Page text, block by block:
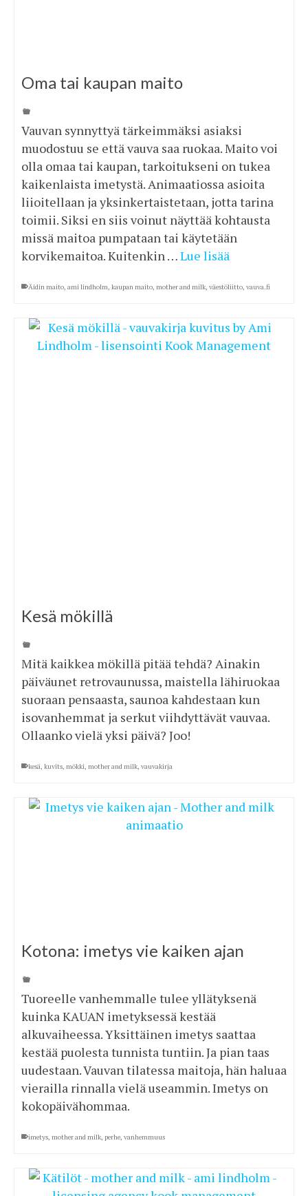
Oma tai kaupan maito
Vauvan synnyttyä tärkeimmäksi asiaksi
muodostuu se että vauva saa ruokaa. Maito voi
olla omaa tai kaupan, tarkoitukseni on tukea
kaikenlaista imetystä. Animaatiossa asioita
liioitellaan ja yksinkertaistetaan, jotta tarina
toimii. Siksi en siis voinut näyttää kohtausta
missä maitoa pumpataan tai käytetään
korvikemaitoa. Kuitenkin …Lue lisää
Äidin maito, ami lindholm, kaupan maito, mother and milk, väestöliitto, vauva.fi
Kesä mökillä
Mitä kaikkea mökillä pitää tehdä? Ainakin
päiväunet retrovaunussa, maistella lähiruokaa
suoraan pensaasta, saunoa kahdestaan kun
isovanhemmat ja serkut viihdyttävät vauvaa.
Ollaanko vielä yksi päivä? Joo!
kesä, kuvits, mökki, mother and milk, vauvakirja
Kotona: imetys vie kaiken ajan
Tuoreelle vanhemmalle tulee yllätyksenä
kuinka KAUAN imetyksessä kestää
alkuvaiheessa. Yksittäinen imetys saattaa
kestää puolesta tunnista tuntiin. Ja pian taas
uudestaan. Vauvan tilatessa maitoja, hän haluaa
vierailla rinnalla vielä useammin. Imetys on
kokopäivähommaa.
imetys, mother and milk, perhe, vanhemmuus